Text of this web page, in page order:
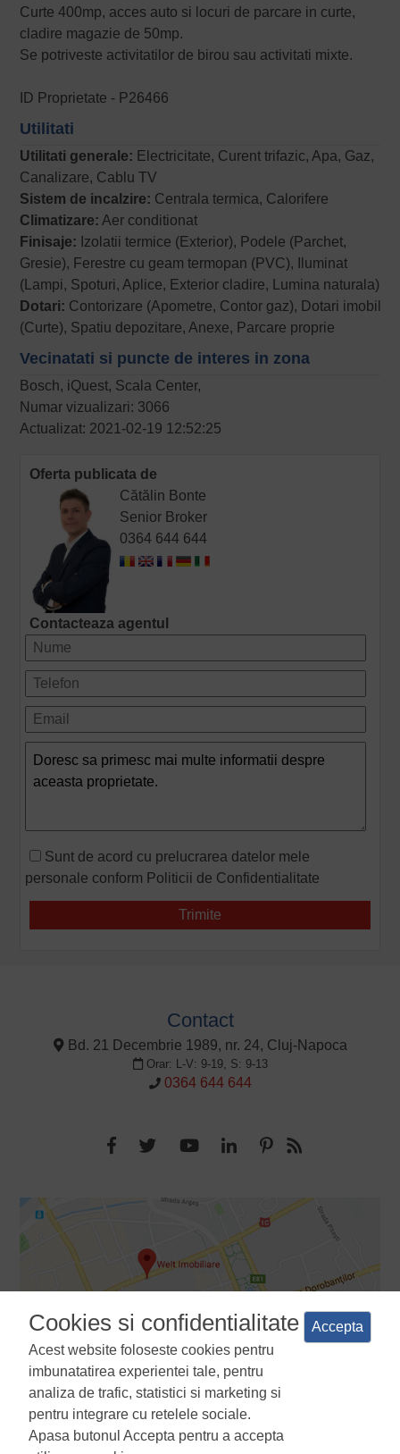
Curte 400mp, acces auto si locuri de parcare in curte,
cladire magazie de 50mp.
Se potriveste activitatilor de birou sau activitati mixte.
ID Proprietate - P26466
Utilitati
Utilitati generale: Electricitate, Curent trifazic, Apa, Gaz,
Canalizare, Cablu TV
Sistem de incalzire: Centrala termica, Calorifere
Climatizare: Aer conditionat
Finisaje: Izolatii termice (Exterior), Podele (Parchet,
Gresie), Ferestre cu geam termopan (PVC), Iluminat
(Lampi, Spoturi, Aplice, Exterior cladire, Lumina naturala)
Dotari: Contorizare (Apometre, Contor gaz), Dotari imobil
(Curte), Spatiu depozitare, Anexe, Parcare proprie
Vecinatati si puncte de interes in zona
Bosch, iQuest, Scala Center,
Numar vizualizari: 3066
Actualizat: 2021-02-19 12:52:25
Oferta publicata de
Cătălin Bonte
Senior Broker
0364 644 644
Contacteaza agentul
Sunt de acord cu prelucrarea datelor mele
personale conform Politicii de Confidentialitate
Contact
Bd. 21 Decembrie 1989, nr. 24, Cluj-Napoca
Orar: L-V: 9-19, S: 9-13
0364 644 644
Termeni si conditii Politica de confidentialitate
Cookies si confidentialitate
Acest website foloseste cookies pentru
imbunatatirea experientei tale, pentru
analiza de trafic, statistici si marketing si
pentru integrare cu retelele sociale.
Apasa butonul Accepta pentru a accepta
Accepta